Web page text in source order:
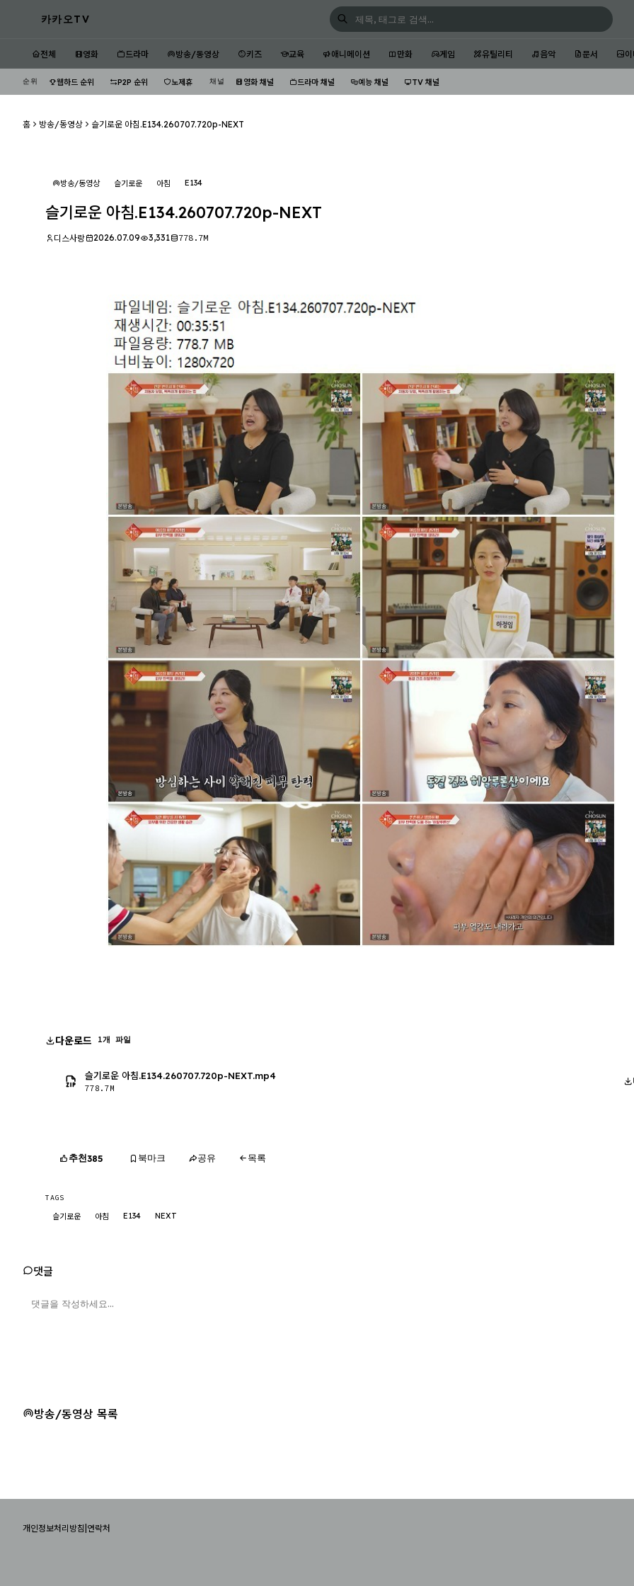
카카오TV
전체 영화 드라마 방송/동영상 키즈 교육 애니메이션 만화 게임 유틸리티 음악 문서
순위 웹하드 순위 P2P 순위 노제휴 채널 영화 채널 드라마 채널 예능 채널 TV 채널
홈 방송/동영상 슬기로운 아침.E134.260707.720p-NEXT
방송/동영상 슬기로운 아침 E134
슬기로운 아침.E134.260707.720p-NEXT
디스사랑 2026.07.09 3,331 778.7M
다운로드 1개 파일
슬기로운 아침.E134.260707.720p-NEXT.mp4
778.7M
추천385 북마크 공유 목록
TAGS
슬기로운 아침 E134 NEXT
댓글
방송/동영상 목록
개인정보처리방침|연락처